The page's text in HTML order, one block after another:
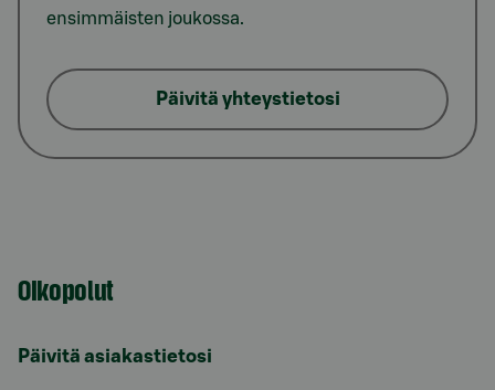
ensimmäisten joukossa.
Päivitä yhteystietosi
Oikopolut
Päivitä asiakastietosi